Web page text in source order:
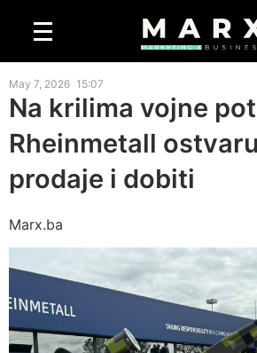
May 7, 2026 15:07
Na krilima vojne
Rheinmetall
prodaje i dobiti
Marx.ba